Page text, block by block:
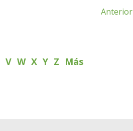
Anterior
V W X Y Z Más